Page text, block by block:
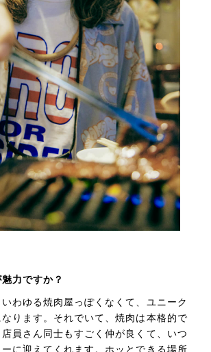
力ですか？
わゆる焼肉屋っぽくなくて、ユニーク
ります。それでいて、焼肉は本格的で
員さん同士もすごく仲が良くて、いつ
に迎えてくれます。ホッとできる場所